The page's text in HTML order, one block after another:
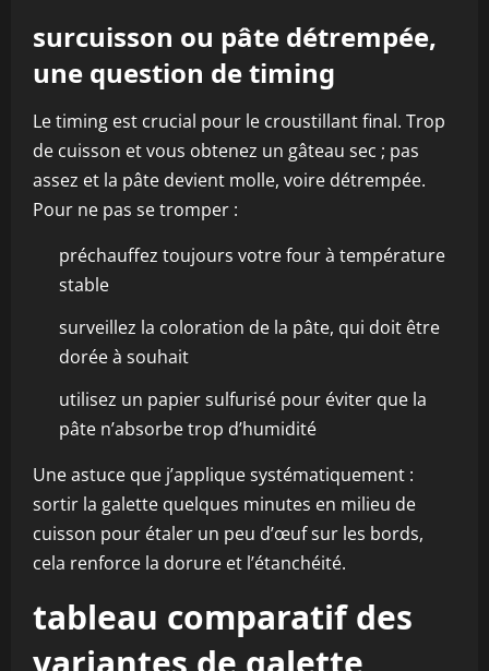
surcuisson ou pâte détrempée,
une question de timing
Le timing est crucial pour le croustillant final. Trop
de cuisson et vous obtenez un gâteau sec ; pas
assez et la pâte devient molle, voire détrempée.
Pour ne pas se tromper :
préchauffez toujours votre four à température
stable
surveillez la coloration de la pâte, qui doit être
dorée à souhait
utilisez un papier sulfurisé pour éviter que la
pâte n’absorbe trop d’humidité
Une astuce que j’applique systématiquement :
sortir la galette quelques minutes en milieu de
cuisson pour étaler un peu d’œuf sur les bords,
cela renforce la dorure et l’étanchéité.
tableau comparatif des